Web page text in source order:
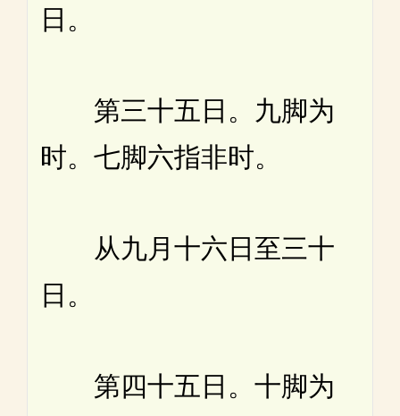
日。
第三十五日。九脚为
时。七脚六指非时。
从九月十六日至三十
日。
第四十五日。十脚为